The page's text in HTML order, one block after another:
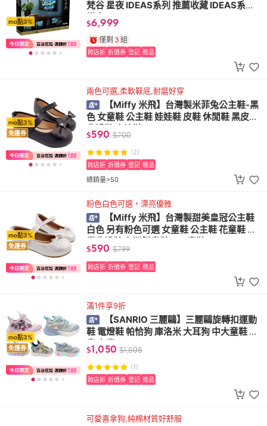
mo點3%
梵谷 星夜 IDEAS系列 推薦收藏 IDEAS系列
樂高
$6,999
僅剩 3 組
跨店折 折價券 登記 贈品
mo點3%
免運券
兩色可選,柔軟鞋底,耐磨好穿
【Miffy 米飛】台灣製米菲兔公主鞋-黑
色 女童鞋 公主鞋 娃娃鞋 皮鞋 休閒鞋 黑皮鞋
典禮鞋 表演鞋
$590 $700
(2)
總銷量>50
跨店折 折價券 登記 贈品
mo點3%
免運券
粉色白色可選，漂亮優雅
【Miffy 米飛】台灣製甜美皇冠公主鞋
白色 另有粉色可選 女童鞋 公主鞋 花童鞋 畢
$590 $799
跨店折 折價券 登記 贈品
mo點3%
免運券
滿1件享9折
【SANRIO 三麗鷗】三麗鷗旋轉扣運動
鞋 電燈鞋 帕恰狗 庫洛米 大耳狗 中大童鞋 男
童 女童
$1,050 $1,808
(1)
跨店折 折價券 登記 贈品
可愛喜拿狗,純棉材質好舒服